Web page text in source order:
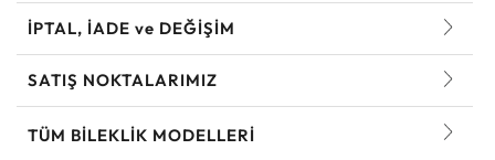
İPTAL, İADE ve DEĞİŞİM
SATIŞ NOKTALARIMIZ
TÜM BILEKLIK MODELLERI